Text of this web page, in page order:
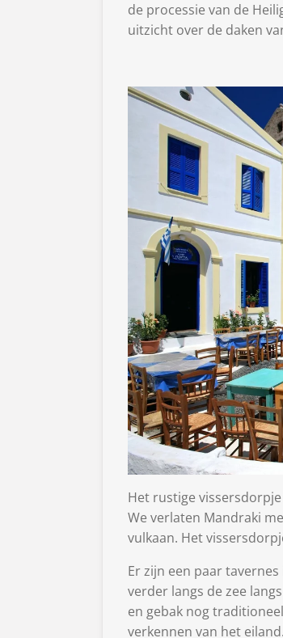
de processie van de
uitzicht over de daken
Het rustige vissersdorpje
We verlaten Mandraki
vulkaan. Het
Er zijn een paar
verder langs de zee
en gebak nog
verkennen van het eiland.